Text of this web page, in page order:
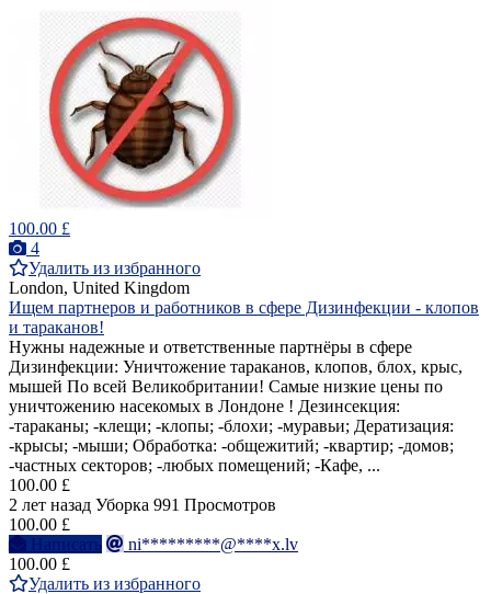
100.00 £
4
Удалить из избранного
London, United Kingdom
Ищем партнеров и работников в сфере Дизинфекции - клопов
и тараканов!
Нужны надежные и ответственные партнёры в сфере
Дизинфекции: Уничтожение тараканов, клопов, блох, крыс,
мышей По всей Великобритании! Самые низкие цены по
уничтожению насекомых в Лондоне ! Дезинсекция:
-тараканы; -клещи; -клопы; -блохи; -муравьи; Дератизация:
-крысы; -мыши; Обработка: -общежитий; -квартир; -домов;
-частных секторов; -любых помещений; -Кафе, ...
100.00 £
2 лет назад Уборка 991 Просмотров
100.00 £
Написать
ni*********@****x.lv
100.00 £
Удалить из избранного